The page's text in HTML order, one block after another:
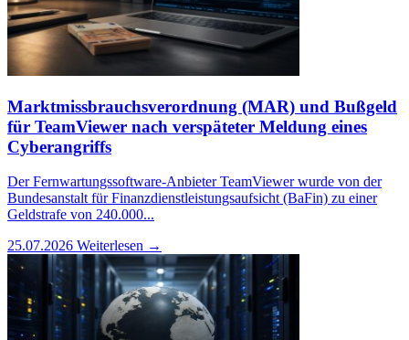
Marktmissbrauchsverordnung (MAR) und Bußgeld
für TeamViewer nach verspäteter Meldung eines
Cyberangriffs
Der Fernwartungssoftware-Anbieter TeamViewer wurde von der
Bundesanstalt für Finanzdienstleistungsaufsicht (BaFin) zu einer
Geldstrafe von 240.000...
25.07.2026 Weiterlesen →